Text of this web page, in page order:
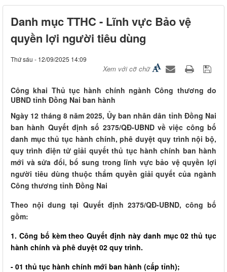
Danh mục TTHC - Lĩnh vực Bảo vệ
quyền lợi người tiêu dùng
Thứ sáu - 12/09/2025 14:09
Xem với cỡ chữ
Công khai Thủ tục hành chính ngành Công thương do
UBND tỉnh Đồng Nai ban hành
Ngày 12 tháng 8 năm 2025, Ủy ban nhân dân tỉnh Đồng Nai
ban hành Quyết định số 2375/QĐ-UBND về việc công bố
danh mục thủ tục hành chính, phê duyệt quy trình nội bộ,
quy trình điện tử giải quyết thủ tục hành chính ban hành
mới và sửa đổi, bổ sung trong lĩnh vực bảo vệ quyền lợi
người tiêu dùng thuộc thẩm quyền giải quyết của ngành
Công thương tỉnh Đồng Nai
Theo nội dung tại Quyết định 2375/QĐ-UBND, công bố
gồm:
1. Công bố kèm theo Quyết định này danh mục 02 thủ tục
hành chính và phê duyệt 02 quy trình.
- 01 thủ tục hành chính mới ban hành (cấp tỉnh);